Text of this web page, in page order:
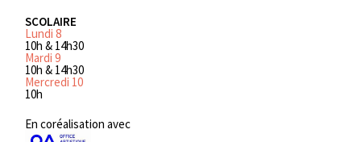
SCOLAIRE
Lundi 8
10h & 14h30
Mardi 9
10h & 14h30
Mercredi 10
10h
En coréalisation avec